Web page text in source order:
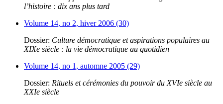
l’histoire : dix ans plus tard
Volume 14, no 2, hiver 2006 (30)
Dossier: Culture démocratique et aspirations populaires au
XIXe siècle : la vie démocratique au quotidien
Volume 14, no 1, automne 2005 (29)
Dossier: Rituels et cérémonies du pouvoir du XVIe siècle au
XXIe siècle